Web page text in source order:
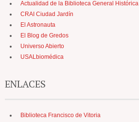
Actualidad de la Biblioteca General Histórica
CRAI Ciudad Jardín
El Astronauta
El Blog de Gredos
Universo Abierto
USALbiomédica
ENLACES
Biblioteca Francisco de Vitoria